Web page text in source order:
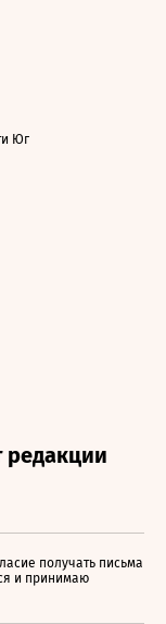
Юг
получать письма
и принимаю